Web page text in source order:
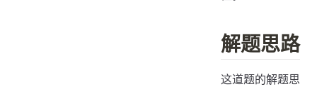
解题思路
这道题的解题思